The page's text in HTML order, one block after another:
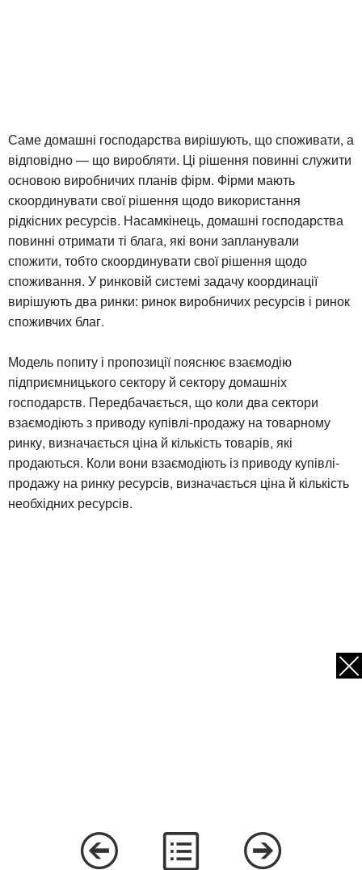
Саме домашні господарства вирішують, що споживати, а
відповідно — що виробляти. Ці рішення повинні служити
основою виробничих планів фірм. Фірми мають
скоординувати свої рішення щодо використання
рідкісних ресурсів. Насамкінець, домашні господарства
повинні отримати ті блага, які вони запланували
спожити, тобто скоординувати свої рішення щодо
споживання. У ринковій системі задачу координації
вирішують два ринки: ринок виробничих ресурсів і ринок
споживчих благ.
Модель попиту і пропозиції пояснює взаємодію
підприємницького сектору й сектору домашніх
господарств. Передбачається, що коли два сектори
взаємодіють з приводу купівлі-продажу на товарному
ринку, визначається ціна й кількість товарів, які
продаються. Коли вони взаємодіють із приводу купівлі-
продажу на ринку ресурсів, визначається ціна й кількість
необхідних ресурсів.